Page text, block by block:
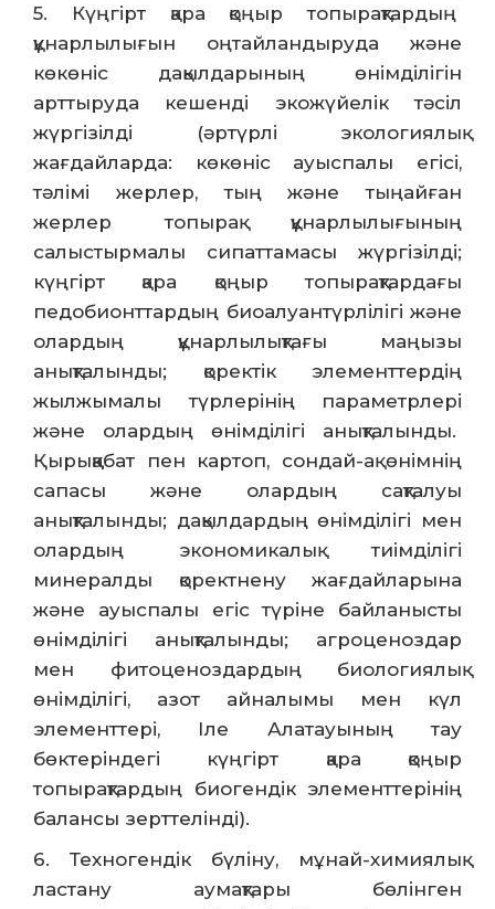
5. Күңгірт қара қоңыр топырақтардың
құнарлылығын оңтайландыруда және
көкөніс дақылдарының өнімділігін
арттыруда кешенді экожүйелік тәсіл
жүргізілді (әртүрлі экологиялық
жағдайларда: көкөніс ауыспалы егісі,
тәлімі жерлер, тың және тыңайған
жерлер топырақ құнарлылығының
салыстырмалы сипаттамасы жүргізілді;
күңгірт қара қоңыр топырақтардағы
педобионттардың биоалуантүрлілігі және
олардың құнарлылықтағы маңызы
анықталынды; қоректік элементтердің
жылжымалы түрлерінің параметрлері
және олардың өнімділігі анықталынды.
Қырыққабат пен картоп, сондай-ақ өнімнің
сапасы және олардың сақталуы
анықталынды; дақылдардың өнімділігі мен
олардың экономикалық тиімділігі
минералды қоректнену жағдайларына
және ауыспалы егіс түріне байланысты
өнімділігі анықталынды; агроценоздар
мен фитоценоздардың биологиялық
өнімділігі, азот айналымы мен күл
элементтері, Іле Алатауының тау
бөктеріндегі күңгірт қара қоңыр
топырақтардың биогендік элементтерінің
балансы зерттелінді).
6. Техногендік бүліну, мұнай-химиялық
ластану аумақтары бөлінген